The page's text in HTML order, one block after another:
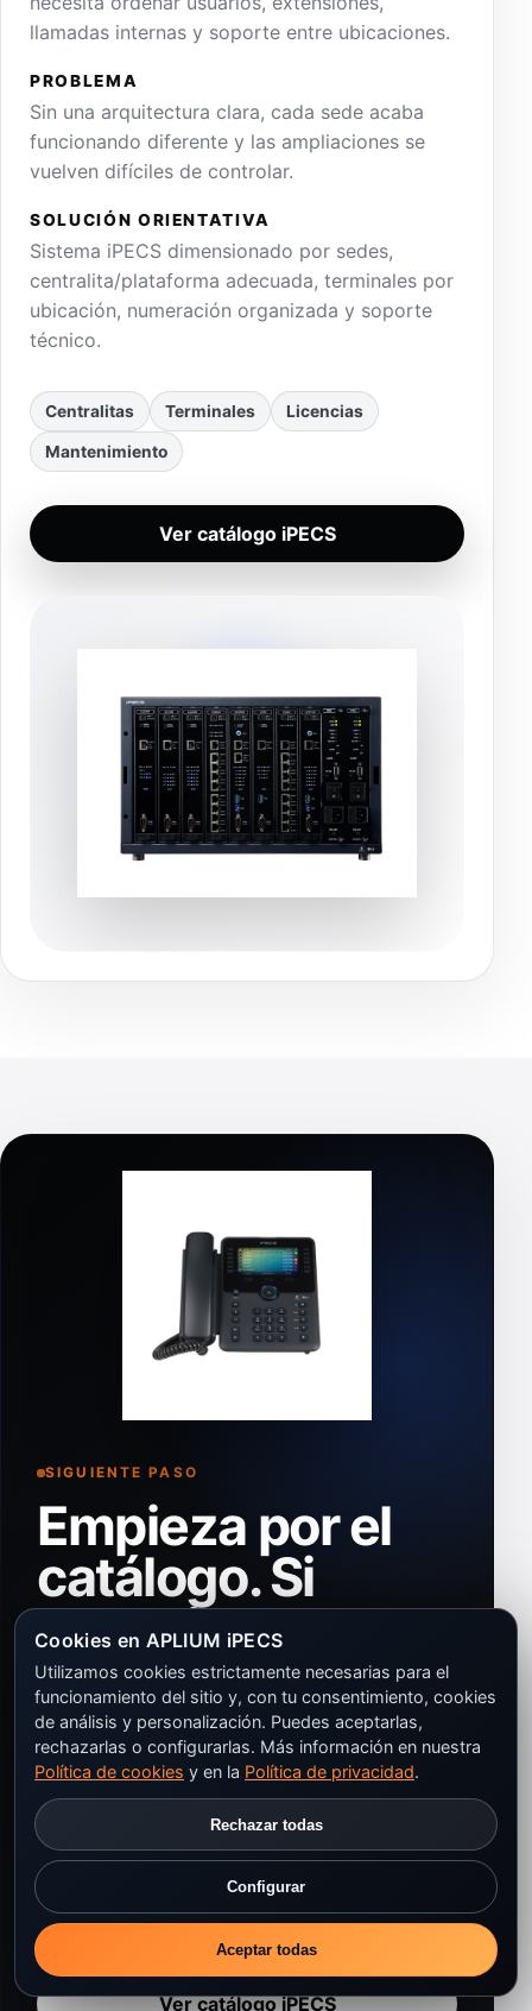
llamadas internas y soporte entre ubicaciones.
PROBLEMA
Sin una arquitectura clara, cada sede acaba
funcionando diferente y las ampliaciones se
vuelven difíciles de controlar.
SOLUCIÓN ORIENTATIVA
Sistema iPECS dimensionado por sedes,
centralita/plataforma adecuada, terminales por
ubicación, numeración organizada y soporte
técnico.
Centralitas Terminales Licencias
Mantenimiento
Ver catálogo iPECS
SIGUIENTE PASO
Empieza por el
catálogo. Si
necesitas ayuda,
APLIUM te
orienta.
Revisa centralitas, terminales, DECT,
módulos y accesorios iPECS. Y si no tienes
claro qué encaja con tu empresa, usa el
configurador o solicita una propuesta
técnica.
Ver catálogo iPECS
Cookies en APLIUM iPECS
Utilizamos cookies estrictamente necesarias para el
funcionamiento del sitio y, con tu consentimiento, cookies
de análisis y personalización. Puedes aceptarlas,
rechazarlas o configurarlas. Más información en nuestra
Política de cookies y en la Política de privacidad.
Rechazar todas
Configurar
Aceptar todas